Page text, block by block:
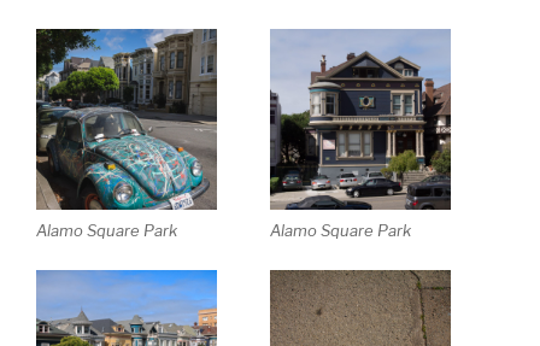
Alamo Square Park Alamo Square Park